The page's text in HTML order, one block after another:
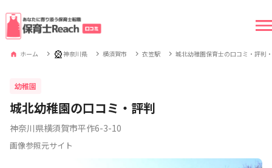
ホーム 🎡神奈川県 横須賀市 衣笠駅 城北幼稚園保育士の口コミ・評判
幼稚園
城北幼稚園の口コミ・評判
神奈川県横須賀市平作6-3-10
画像参照元サイト